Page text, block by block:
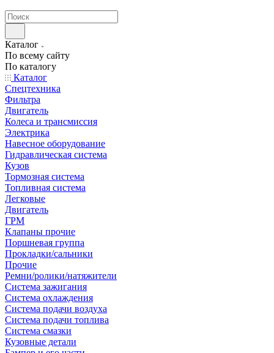
Каталог
По всему сайту
По каталогу
Каталог
Спецтехника
Фильтра
Двигатель
Колеса и трансмиссия
Электрика
Навесное оборудование
Гидравлическая система
Кузов
Тормозная система
Топливная система
Легковые
Двигатель
ГРМ
Клапаны прочие
Поршневая группа
Прокладки/сальники
Прочие
Ремни/ролики/натяжители
Система зажигания
Система охлаждения
Система подачи воздуха
Система подачи топлива
Система смазки
Кузовные детали